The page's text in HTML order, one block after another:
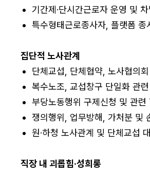
기간제·단시간근로자 운영 및
특수형태근로종사자, 플랫폼
집단적 노사관계
단체교섭, 단체협약, 노사협의
복수노조, 교섭창구 단일화 관
부당노동행위 구제신청 및 관련
쟁의행위, 업무방해, 가처분 및
원·하청 노사관계 및 단체교섭
직장 내 괴롭힘·성희롱